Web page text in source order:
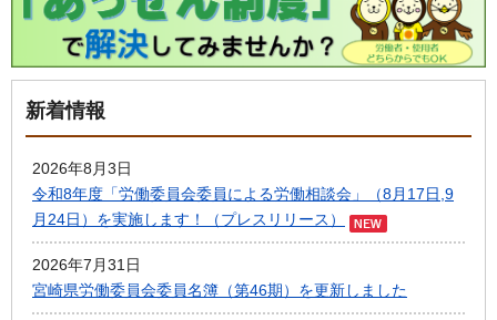
新着情報
2026年8月3日
令和8年度「労働委員会委員による労働相談会」（8月17日,9
月24日）を実施します！（プレスリリース）
2026年7月31日
宮崎県労働委員会委員名簿（第46期）を更新しました